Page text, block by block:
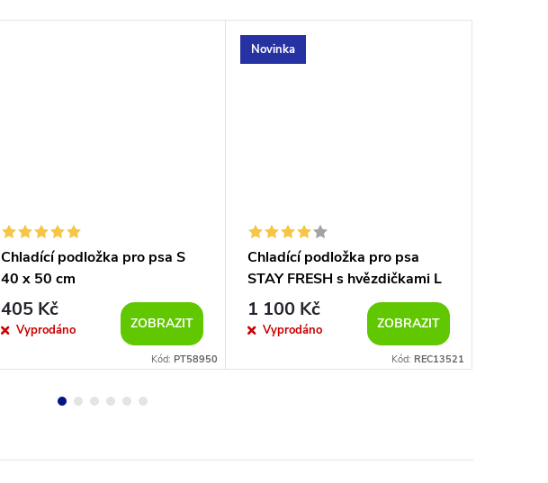
Chladící podložka pro psa S
40 x 50 cm
405 Kč
Vyprodáno ZOBRAZIT
Kód: PT58950
Novinka
Chladící podložka pro psa
STAY FRESH s hvězdičkami L
80 x 90 cm
1 100 Kč
Vyprodáno ZOBRAZIT
Kód: REC13521